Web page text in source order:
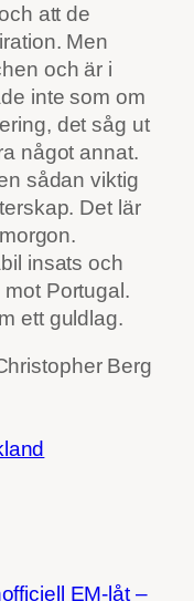
att de
Men
och är i
inte som om
det såg ut
något annat.
sådan viktig
Det lär
insats och
Portugal.
ett guldlag.
Berg
EM-låt –